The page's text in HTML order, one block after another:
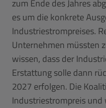
zum Ende des Jahres
es um die konkrete
Industriestrompreises.
Unternehmen müssten
wissen, dass der
Erstattung solle dann
2027 erfolgen. Die
Industriestrompreis und